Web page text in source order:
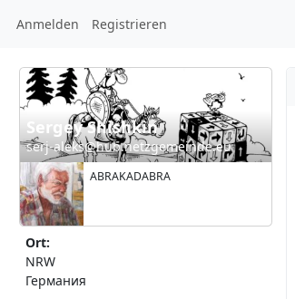
Anmelden Registrieren
Sergey Shishkin
serj-aleks@hub.netzgemeinde.eu
ABRAKADABRA
Ort:
NRW
Германия